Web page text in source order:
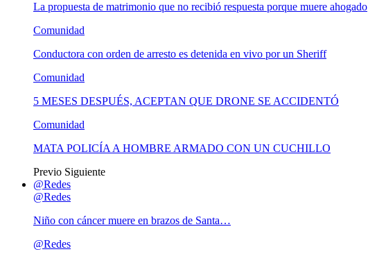
La propuesta de matrimonio que no recibió respuesta porque muere ahogado
Comunidad
Conductora con orden de arresto es detenida en vivo por un Sheriff
Comunidad
5 MESES DESPUÉS, ACEPTAN QUE DRONE SE ACCIDENTÓ
Comunidad
MATA POLICÍA A HOMBRE ARMADO CON UN CUCHILLO
Previo Siguiente
@Redes
@Redes
Niño con cáncer muere en brazos de Santa…
@Redes